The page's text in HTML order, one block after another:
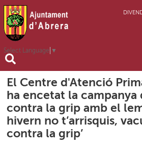
Select Language ▼
El Centre d'Atenció
ha encetat la campanya
contra la grip amb el
hivern no t’arrisquis,
contra la grip’